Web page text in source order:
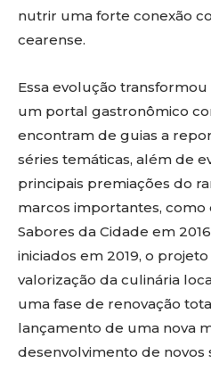
nutrir uma forte conexão
cearense.
Essa evolução
um portal gastronômico
encontram de guias a
séries temáticas, além de
principais premiações do
marcos importantes, como
Sabores da Cidade em
iniciados em 2019, o
valorização da culinária
uma fase de renovação
lançamento de uma nova
desenvolvimento de novos